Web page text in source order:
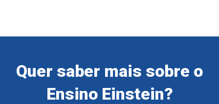
Quer saber mais sobre o
Ensino Einstein?